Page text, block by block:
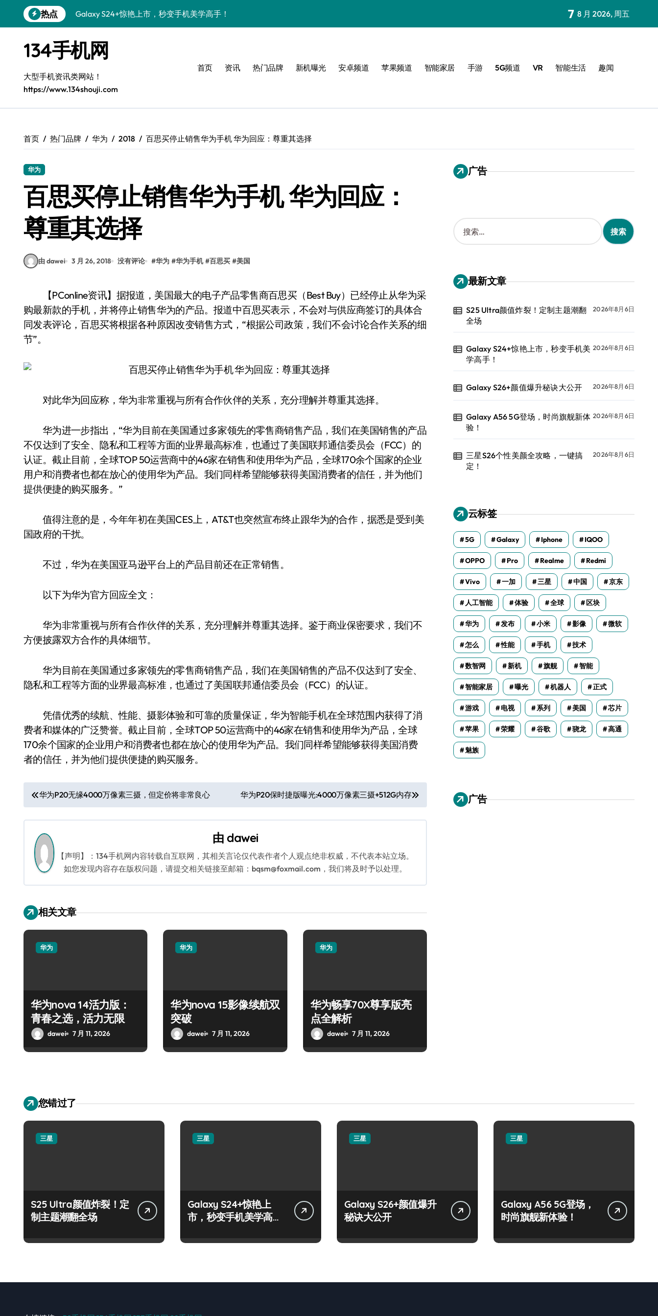
到
热点
Galaxy S24+惊艳上市，秒变手机美学高手！
Galaxy A56 5G登场，时尚旗舰新体验！
三星S26个性美颜全攻略，一键搞定！
S25美化秘籍：个性定制，炫酷随心！
Galaxy C55 5G焕新秘籍：定制潮流玩出圈
Galaxy Z Flip6：折叠时尚，尽享炫美新体验
S25 Ultra颜值炸裂！定制主题潮翻全场
7 8 月 2026, 周五
134手机网
大型手机资讯类网站！
https://www.134shouji.com
首页 资讯 热门品牌 新机曝光 安卓频道 苹果频道 智能家居 手游 5G频道 VR 智能生活 趣闻
首页 热门品牌 华为 2018 百思买停止销售华为手机 华为回应：尊重其选择
华为
百思买停止销售华为手机 华为回应：
尊重其选择
由 dawei 3 月 26, 2018 没有评论 #华为 #华为手机 #百思买 #美国
【PConline资讯】据报道，美国最大的电子产品零售商百思买（Best Buy）已经停止从华为采
购最新款的手机，并将停止销售华为的产品。报道中百思买表示，不会对与供应商签订的具体合
同发表评论，百思买将根据各种原因改变销售方式，“根据公司政策，我们不会讨论合作关系的细
节”。
对此华为回应称，华为非常重视与所有合作伙伴的关系，充分理解并尊重其选择。
华为进一步指出，“华为目前在美国通过多家领先的零售商销售产品，我们在美国销售的产品
不仅达到了安全、隐私和工程等方面的业界最高标准，也通过了美国联邦通信委员会（FCC）的
认证。截止目前，全球TOP 50运营商中的46家在销售和使用华为产品，全球170余个国家的企业
用户和消费者也都在放心的使用华为产品。我们同样希望能够获得美国消费者的信任，并为他们
提供便捷的购买服务。”
值得注意的是，今年年初在美国CES上，AT&T也突然宣布终止跟华为的合作，据悉是受到美
国政府的干扰。
不过，华为在美国亚马逊平台上的产品目前还在正常销售。
以下为华为官方回应全文：
华为非常重视与所有合作伙伴的关系，充分理解并尊重其选择。鉴于商业保密要求，我们不
方便披露双方合作的具体细节。
华为目前在美国通过多家领先的零售商销售产品，我们在美国销售的产品不仅达到了安全、
隐私和工程等方面的业界最高标准，也通过了美国联邦通信委员会（FCC）的认证。
凭借优秀的续航、性能、摄影体验和可靠的质量保证，华为智能手机在全球范围内获得了消
费者和媒体的广泛赞誉。截止目前，全球TOP 50运营商中的46家在销售和使用华为产品，全球
170余个国家的企业用户和消费者也都在放心的使用华为产品。我们同样希望能够获得美国消费
者的信任，并为他们提供便捷的购买服务。
文
章
导
航
华为P20无缘4000万像素三摄，但定价将非常良心 华为P20保时捷版曝光:4000万像素三摄+512G内存
由 dawei
【声明】：134手机网内容转载自互联网，其相关言论仅代表作者个人观点绝非权威，不代表本站立场。
如您发现内容存在版权问题，请提交相关链接至邮箱：bqsm@foxmail.com，我们将及时予以处理。
相关文章
华为
华为nova 14活力版：
青春之选，活力无限
dawei 7 月 11, 2026
华为
华为nova 15影像续航双
突破
dawei 7 月 11, 2026
华为
华为畅享70X尊享版亮
点全解析
dawei 7 月 11, 2026
广告
搜
索
：
最新文章
S25 Ultra颜值炸裂！定制主题潮翻
全场
2026年8月6日
Galaxy S24+惊艳上市，秒变手机美
学高手！
2026年8月6日
Galaxy S26+颜值爆升秘诀大公开 2026年8月6日
Galaxy A56 5G登场，时尚旗舰新体
验！
2026年8月6日
三星S26个性美颜全攻略，一键搞
定！
2026年8月6日
云标签
5G Galaxy Iphone IQOO
OPPO Pro Realme Redmi
Vivo 一加 三星 中国 京东
人工智能 体验 全球 区块
华为 发布 小米 影像 微软
怎么 性能 手机 技术
数智网 新机 旗舰 智能
智能家居 曝光 机器人 正式
游戏 电视 系列 美国 芯片
苹果 荣耀 谷歌 骁龙 高通
魅族
广告
您错过了
三星
S25 Ultra颜值炸裂！定
制主题潮翻全场
三星
Galaxy S24+惊艳上
市，秒变手机美学高
三星
Galaxy S26+颜值爆升
秘诀大公开
三星
Galaxy A56 5G登场，
时尚旗舰新体验！